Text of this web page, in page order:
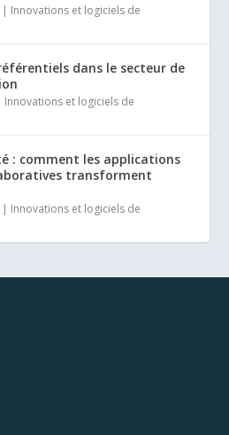
| Innovations et logiciels de
dans le secteur de
Innovations et logiciels de
: comment les applications
transforment
| Innovations et logiciels de